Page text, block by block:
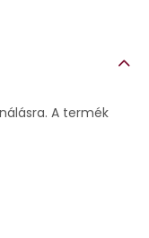
A termék